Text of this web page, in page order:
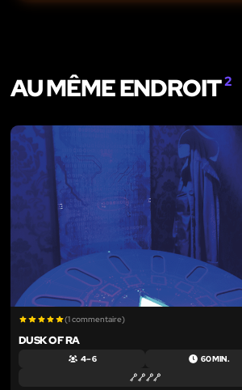
AU MÊME ENDROIT2
(1 commentaire)
DUSK OF RA
4 – 6 60 MIN.